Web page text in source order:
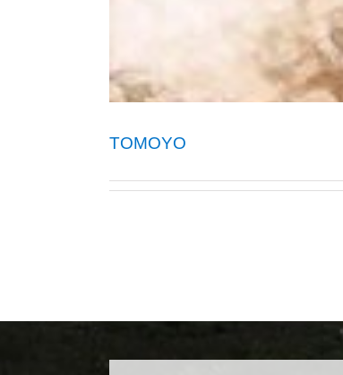
TOMOYO